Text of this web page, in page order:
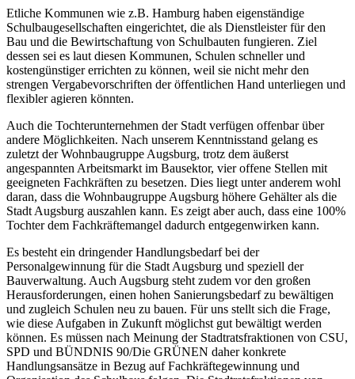
Etliche Kommunen wie z.B. Hamburg haben eigenständige
Schulbaugesellschaften eingerichtet, die als Dienstleister für den
Bau und die Bewirtschaftung von Schulbauten fungieren. Ziel
dessen sei es laut diesen Kommunen, Schulen schneller und
kostengünstiger errichten zu können, weil sie nicht mehr den
strengen Vergabevorschriften der öffentlichen Hand unterliegen und
flexibler agieren könnten.
Auch die Tochterunternehmen der Stadt verfügen offenbar über
andere Möglichkeiten. Nach unserem Kenntnisstand gelang es
zuletzt der Wohnbaugruppe Augsburg, trotz dem äußerst
angespannten Arbeitsmarkt im Bausektor, vier offene Stellen mit
geeigneten Fachkräften zu besetzen. Dies liegt unter anderem wohl
daran, dass die Wohnbaugruppe Augsburg höhere Gehälter als die
Stadt Augsburg auszahlen kann. Es zeigt aber auch, dass eine 100%
Tochter dem Fachkräftemangel dadurch entgegenwirken kann.
Es besteht ein dringender Handlungsbedarf bei der
Personalgewinnung für die Stadt Augsburg und speziell der
Bauverwaltung. Auch Augsburg steht zudem vor den großen
Herausforderungen, einen hohen Sanierungsbedarf zu bewältigen
und zugleich Schulen neu zu bauen. Für uns stellt sich die Frage,
wie diese Aufgaben in Zukunft möglichst gut bewältigt werden
können. Es müssen nach Meinung der Stadtratsfraktionen von CSU,
SPD und BÜNDNIS 90/Die GRÜNEN daher konkrete
Handlungsansätze in Bezug auf Fachkräftegewinnung und